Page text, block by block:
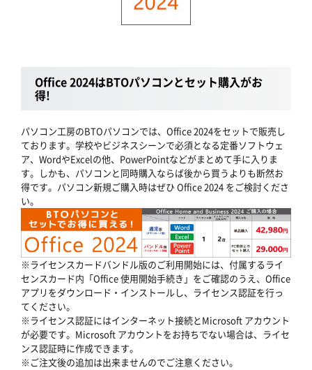
Office 2024はBTOパソコンとセット購入がお
得!
パソコン工房のBTOパソコンでは、Office 2024をセットで販売し
ております。学校やビジネスシーンで必須となる定番ソフトウェ
ア、WordやExcelの他、PowerPointなどがまとめて手に入りま
す。しかも、パソコンと同時購入ならば後から買うよりも断然お
得です。パソコン新規ご購入時はぜひ Office 2024 をご検討くださ
い。
※ライセンスカードバンドル版のご利用開始には、付属するライ
センスカード内「Office 使用開始手続き」をご確認のうえ、Office
アプリをダウンロード・インストールし、ライセンス認証を行っ
てください。
※ライセンス認証にはインターネット接続とMicrosoft アカウント
が必要です。Microsoft アカウントをお持ちでない場合は、ライセ
ンス認証時に作成できます。
※ご注文後の追加は出来ませんのでご注意ください。